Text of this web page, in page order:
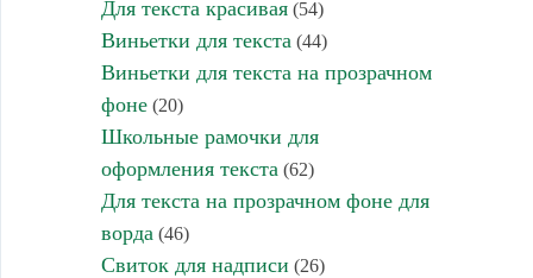
Для текста красивая(54)
Виньетки для текста (44)
Виньетки для текста на прозрачном
фоне(20)
Школьные рамочки для
оформления текста (62)
Для текста на прозрачном фоне для
ворда (46)
Свиток для надписи (26)